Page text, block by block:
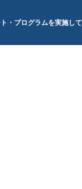
・プログラムを実施して